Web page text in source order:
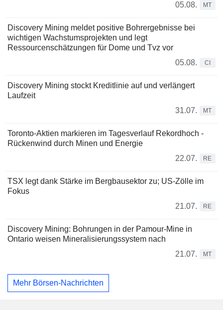
05.08.
MT
Discovery Mining meldet positive Bohrergebnisse bei
wichtigen Wachstumsprojekten und legt
Ressourcenschätzungen für Dome und Tvz vor
05.08.
CI
Discovery Mining stockt Kreditlinie auf und verlängert
Laufzeit
31.07.
MT
Toronto-Aktien markieren im Tagesverlauf Rekordhoch -
Rückenwind durch Minen und Energie
22.07.
RE
TSX legt dank Stärke im Bergbausektor zu; US-Zölle im
Fokus
21.07.
RE
Discovery Mining: Bohrungen in der Pamour-Mine in
Ontario weisen Mineralisierungssystem nach
21.07.
MT
Mehr Börsen-Nachrichten